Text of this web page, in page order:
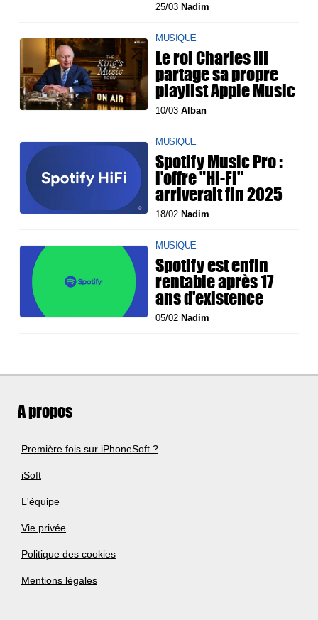
25/03 Nadim
MUSIQUE
Le roi Charles III
partage sa propre
playlist Apple Music
10/03Alban
MUSIQUE
Spotify Music Pro :
l'offre "Hi-Fi"
arriverait fin 2025
18/02 Nadim
MUSIQUE
Spotify est enfin
rentable après 17
ans d'existence
05/02 Nadim
A propos
Première fois sur iPhoneSoft ?
iSoft
L'équipe
Vie privée
Politique des cookies
Mentions légales